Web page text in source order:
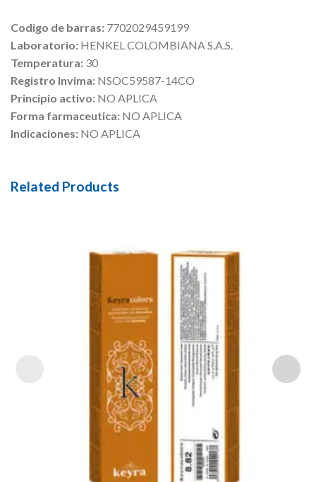
Codigo de barras: 7702029459199
Laboratorio: HENKEL COLOMBIANA S.A.S.
Temperatura: 30
Registro Invima: NSOC59587-14CO
Principio activo: NO APLICA
Forma farmaceutica: NO APLICA
Indicaciones: NO APLICA
Related Products